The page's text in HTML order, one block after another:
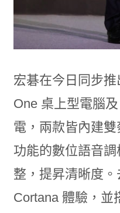
宏碁在今日同步
One 桌上型電腦
電，兩款皆內建
功能的數位語音
整，提昇清晰度
Cortana 體驗，並